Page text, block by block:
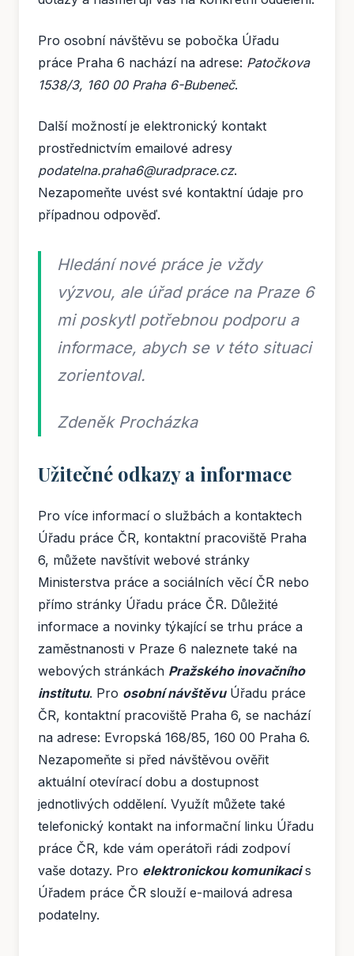
Pro osobní návštěvu se pobočka Úřadu
práce Praha 6 nachází na adrese: Patočkova
1538/3, 160 00 Praha 6-Bubeneč.
Další možností je elektronický kontakt
prostřednictvím emailové adresy
podatelna.praha6@uradprace.cz.
Nezapomeňte uvést své kontaktní údaje pro
případnou odpověď.
Hledání nové práce je vždy
výzvou, ale úřad práce na Praze 6
mi poskytl potřebnou podporu a
informace, abych se v této situaci
zorientoval.
Zdeněk Procházka
Užitečné odkazy a informace
Pro více informací o službách a kontaktech
Úřadu práce ČR, kontaktní pracoviště Praha
6, můžete navštívit webové stránky
Ministerstva práce a sociálních věcí ČR nebo
přímo stránky Úřadu práce ČR. Důležité
informace a novinky týkající se trhu práce a
zaměstnanosti v Praze 6 naleznete také na
webových stránkách Pražského inovačního
institutu. Pro osobní návštěvuÚřadu práce
ČR, kontaktní pracoviště Praha 6, se nachází
na adrese: Evropská 168/85, 160 00 Praha 6.
Nezapomeňte si před návštěvou ověřit
aktuální otevírací dobu a dostupnost
jednotlivých oddělení. Využít můžete také
telefonický kontakt na informační linku Úřadu
práce ČR, kde vám operátoři rádi zodpoví
vaše dotazy. Pro elektronickou komunikacis
Úřadem práce ČR slouží e-mailová adresa
podatelny.